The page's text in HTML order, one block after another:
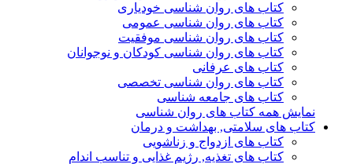
کتاب های روان شناسی خودیاری
کتاب های روان شناسی عمومی
کتاب های روان شناسی موفقیت
کتاب های روان شناسی کودکان و نوجوانان
کتاب های عرفانی
کتاب های روان شناسی تخصصی
کتاب های جامعه شناسی
نمایش همه کتاب های روان شناسی
کتاب های سلامتی, بهداشت و درمان
کتاب های ازدواج و زناشویی
کتاب های تغذیه, رژیم غذایی و تناسب اندام